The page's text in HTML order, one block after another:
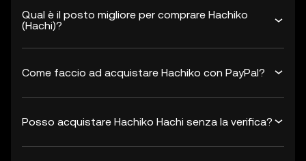
Qual è il posto migliore per comprare Hachiko
(Hachi)?
Come faccio ad acquistare Hachiko con PayPal?
Posso acquistare Hachiko Hachi senza la verifica?